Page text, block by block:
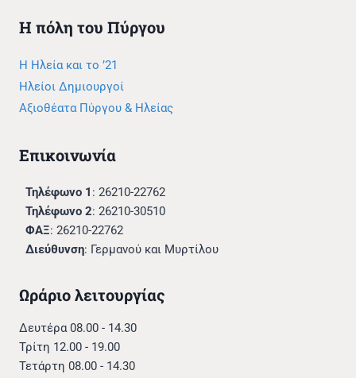
Η πόλη του Πύργου
Η Ηλεία και το ’21
Ηλείοι Δημιουργοί
Αξιοθέατα Πύργου & Ηλείας
Επικοινωνία
Τηλέφωνο 1 : 26210-22762
Τηλέφωνο 2: 26210-30510
ΦΑΞ: 26210-22762
Διεύθυνση: Γερμανού και Μυρτίλου
Ωράριο λειτουργίας
Δευτέρα 08.00 - 14.30
Τρίτη 12.00 - 19.00
Τετάρτη 08.00 - 14.30